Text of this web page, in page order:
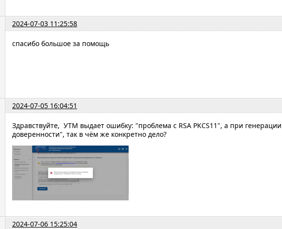
2024-07-03 11:25:58
спасибо большое за помощь
2024-07-05 16:04:51
Здравствуйте, УТМ выдает ошибку: "проблема с RSA PKCS11", а при
доверенности", так в чём же конкретно дело?
2024-07-06 15:25:04